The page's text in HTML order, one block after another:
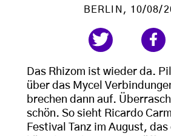
BERLIN , 10/08/
Das Rhizom ist wieder da.
über das Mycel
brechen dann auf.
schön. So sieht Ricardo
Festival Tanz im August,